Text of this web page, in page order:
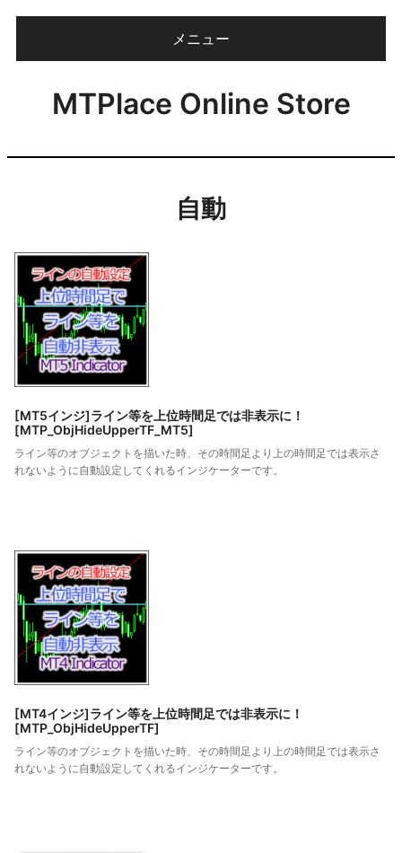
メニュー
商品一覧
特定商取引法に基づく表記
プライバシーポリシー
マイページ
MTPlace Online Store
自動
[MT5インジ]ライン等を上位時間足では非表示に！
[MTP_ObjHideUpperTF_MT5]
ライン等のオブジェクトを描いた時、その時間足より上の時間足では表示さ
れないように自動設定してくれるインジケーターです。
[MT4インジ]ライン等を上位時間足では非表示に！
[MTP_ObjHideUpperTF]
ライン等のオブジェクトを描いた時、その時間足より上の時間足では表示さ
れないように自動設定してくれるインジケーターです。